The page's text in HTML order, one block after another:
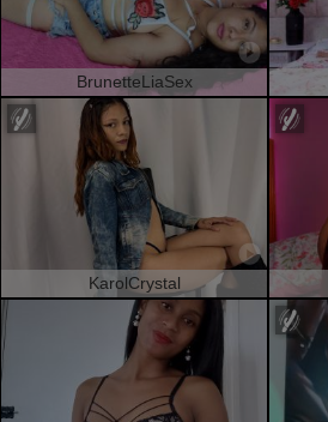
BrunetteLiaSex
KarolCrystal